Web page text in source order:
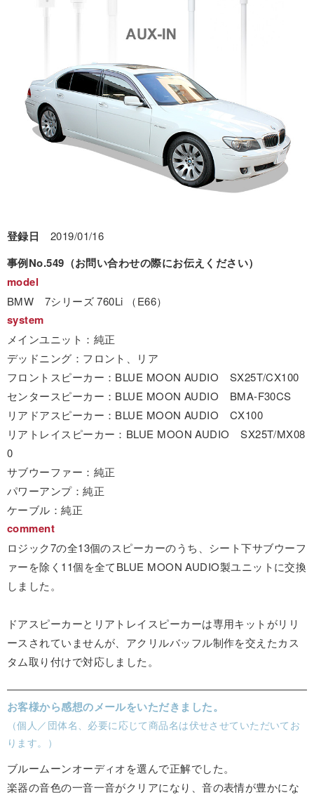
登録日 2019/01/16
事例No.549（お問い合わせの際にお伝えください）
model
BMW 7シリーズ 760Li （E66）
system
メインユニット：純正
デッドニング：フロント、リア
フロントスピーカー：BLUE MOON AUDIO SX25T/CX100
センタースピーカー：BLUE MOON AUDIO BMA-F30CS
リアドアスピーカー：BLUE MOON AUDIO CX100
リアトレイスピーカー：BLUE MOON AUDIO SX25T/MX08
0
サブウーファー：純正
パワーアンプ：純正
ケーブル：純正
comment
ロジック7の全13個のスピーカーのうち、シート下サブウーフ
ァーを除く11個を全てBLUE MOON AUDIO製ユニットに交換
しました。
ドアスピーカーとリアトレイスピーカーは専用キットがリリ
ースされていませんが、アクリルバッフル制作を交えたカス
タム取り付けで対応しました。
お客様から感想のメールをいただきました。
（個人／団体名、必要に応じて商品名は伏せさせていただいてお
ります。）
ブルームーンオーディオを選んで正解でした。
楽器の音色の一音一音がクリアになり、音の表情が豊かにな